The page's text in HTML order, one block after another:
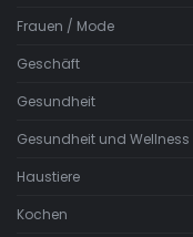
Frauen / Mode
Geschäft
Gesundheit
Gesundheit und Wellness
Haustiere
Kochen